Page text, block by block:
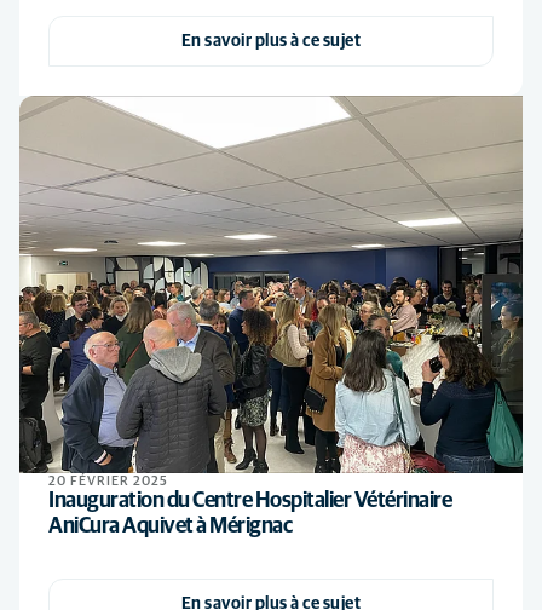
En savoir plus à ce sujet
20 FÉVRIER 2025
Inauguration du Centre Hospitalier Vétérinaire
AniCura Aquivet à Mérignac
En savoir plus à ce sujet